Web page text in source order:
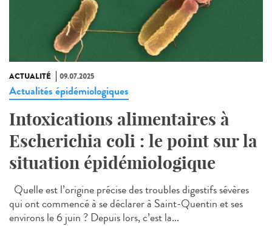
ACTUALITÉ 09.07.2025
Actualités épidémiologiques
Intoxications alimentaires à
Escherichia coli : le point sur la
situation épidémiologique
Quelle est l’origine précise des troubles digestifs sévères
qui ont commencé à se déclarer à Saint-Quentin et ses
environs le 6 juin ? Depuis lors, c’est la...